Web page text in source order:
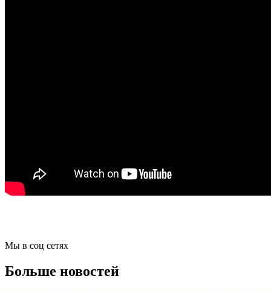
Мы в соц сетях
Больше новостей